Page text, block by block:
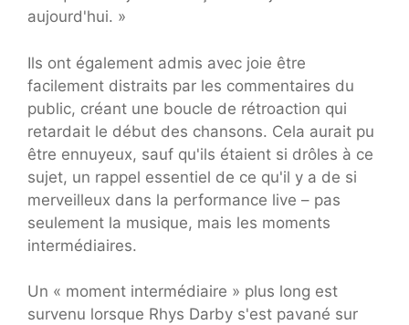
aujourd'hui. »
Ils ont également admis avec joie être
facilement distraits par les commentaires du
public, créant une boucle de rétroaction qui
retardait le début des chansons. Cela aurait pu
être ennuyeux, sauf qu'ils étaient si drôles à ce
sujet, un rappel essentiel de ce qu'il y a de si
merveilleux dans la performance live – pas
seulement la musique, mais les moments
intermédiaires.
Un « moment intermédiaire » plus long est
survenu lorsque Rhys Darby s'est pavané sur